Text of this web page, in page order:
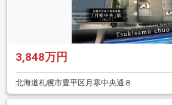
3,848万円
北海道札幌市豊平区月寒中央通８